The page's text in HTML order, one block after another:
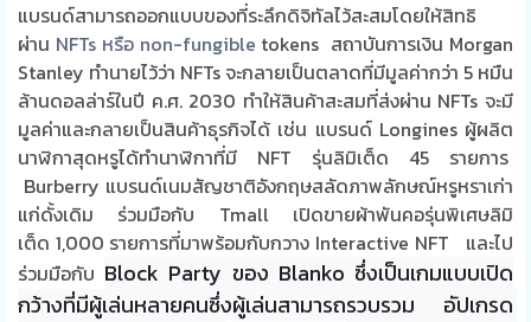
แบรนด์สามารถออกแบบของที่ระลึกดิจิทัลไว้สะสมโดยให้สิทธิ
ผ่าน NFTs หรือ non-fungible tokens สถาบันการเงิน Morgan
Stanley ทำนายไว้ว่า NFTs จะกลายเป็นตลาดที่มีมูลค่ากว่า 5 หมืน
ล้านดอลล่าร์ในปี ค.ศ. 2030 ทำให้สินค้าสะสมที่ส่งผ่าน NFTs จะมี
มูลค่าและกลายเป็นสินค้าธุรกิจได้ เช่น แบรนด์ Longines ผู้ผลิต
นาฬิกาสุดหรูได้ทำนาฬิกาที่มี NFT รุ่นลิมิเต็ด 45 รายการ
Burberry แบรนด์เนมสัญชาติอังกฤษสลัดภาพลักษณ์หรูหราเก่า
แก่ดั้งเดิม ร่วมมือกับ Tmall เปิดขายผ้าพันคอรุ่นพิเศษลิมิ
เต็ด 1,000 รายการที่มาพร้อมกับกวาง Interactive NFT และไป
ร่วมมือกับ Block Party ของ Blanko ซึ่งเป็นเกมแบบเปิด
กว้างที่มีผู้เล่นหลายคนซึ่งผู้เล่นสามารถรวบรวม อัปเกรด